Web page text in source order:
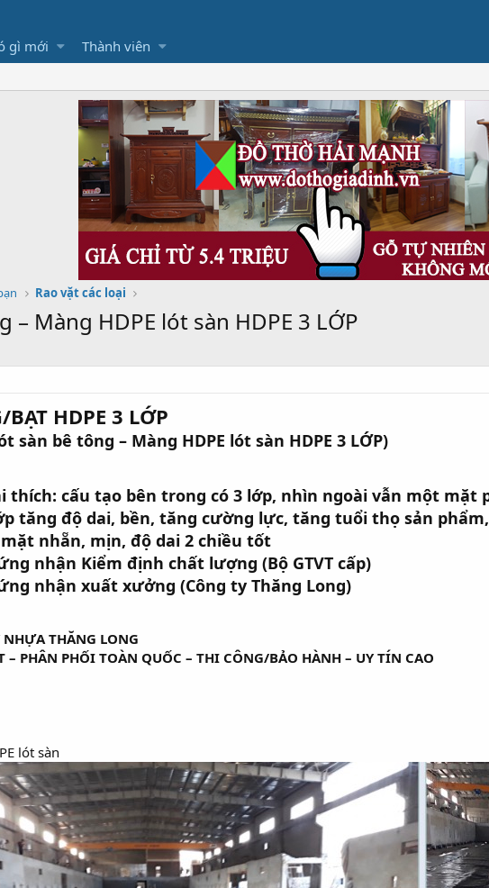
gì mới Thành viên
Rao vặt các loại
Màng HDPE lót sàn HDPE 3 LỚP
BẠT HDPE 3 LỚP
sàn bê tông – Màng HDPE lót sàn HDPE 3 LỚP)
thích: cấu tạo bên trong có 3 lớp, nhìn ngoài vẫn một mặt
tăng độ dai, bền, tăng cường lực, tăng tuổi thọ sản
mặt nhẵn, mịn, độ dai 2 chiều tốt
nhận Kiểm định chất lượng (Bộ GTVT cấp)
nhận xuất xưởng (Công ty Thăng Long)
NHỰA THĂNG LONG
– PHÂN PHỐI TOÀN QUỐC – THI CÔNG/BẢO HÀNH – UY TÍN CAO
lót sàn